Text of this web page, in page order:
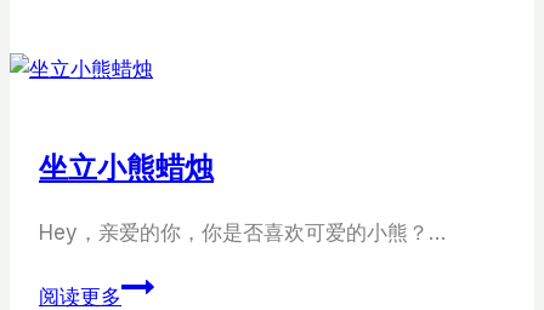
烛
制
坐立小熊蜡烛
Hey，亲爱的你，你是否喜欢可爱的小熊？…
阅读更多坐